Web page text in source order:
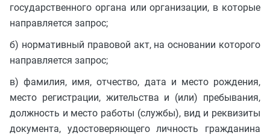
государственного органа или организации, в которые
направляется запрос;
б) нормативный правовой акт, на основании которого
направляется запрос;
в) фамилия, имя, отчество, дата и место рождения,
место регистрации, жительства и (или) пребывания,
должность и место работы (службы), вид и реквизиты
документа, удостоверяющего личность гражданина